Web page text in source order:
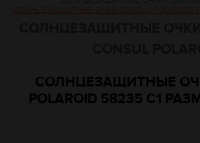
СОЛНЦЕЗАЩИТНЫЕ ОЧКИ CONSUL POLAROID
СОЛНЦЕЗАЩИТНЫЕ
POLAROID 58235 C1